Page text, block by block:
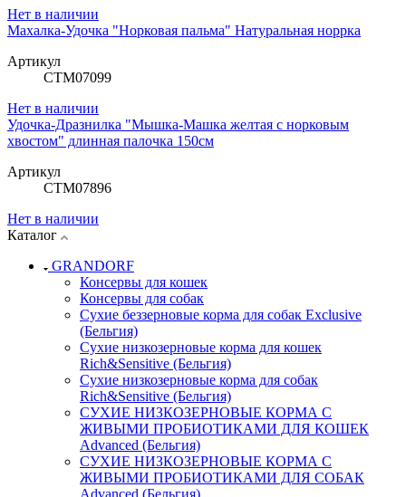
Нет в наличии
Махалка-Удочка "Норковая пальма" Натуральная норрка
Артикул
СТМ07099
Нет в наличии
Удочка-Дразнилка "Мышка-Машка желтая с норковым
хвостом" длинная палочка 150см
Артикул
СТМ07896
Нет в наличии
Каталог
GRANDORF
Консервы для кошек
Консервы для собак
Сухие беззерновые корма для собак Exclusive
(Бельгия)
Сухие низкозерновые корма для кошек
Rich&Sensitive (Бельгия)
Сухие низкозерновые корма для собак
Rich&Sensitive (Бельгия)
СУХИЕ НИЗКОЗЕРНОВЫЕ КОРМА С
ЖИВЫМИ ПРОБИОТИКАМИ ДЛЯ КОШЕК
Advanced (Бельгия)
СУХИЕ НИЗКОЗЕРНОВЫЕ КОРМА С
ЖИВЫМИ ПРОБИОТИКАМИ ДЛЯ СОБАК